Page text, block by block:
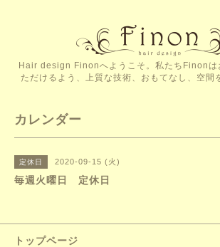
Hair design Finonへようこそ。私たちFinonは
ただけるよう、上質な技術、おもてなし、空間
カレンダー
定休日 2020-09-15 (火)
毎週火曜日 定休日
トップページ